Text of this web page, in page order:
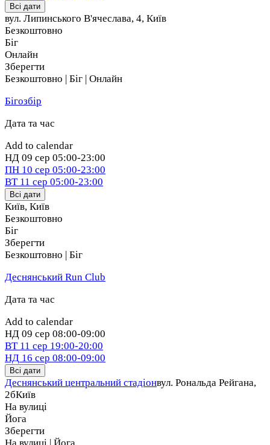
Всі дати
вул. Липинського В'ячеслава, 4, Київ
Безкоштовно
Біг
Онлайн
Зберегти
Безкоштовно | Біг | Онлайн
Бігозбір
Дата та час
Add to calendar
НД 09 сер 05:00-23:00
ПН 10 сер 05:00-23:00
ВТ 11 сер 05:00-23:00
Всі дати
Київ, Київ
Безкоштовно
Біг
Зберегти
Безкоштовно | Біг
Деснянський Run Club
Дата та час
Add to calendar
НД 09 сер 08:00-09:00
ВТ 11 сер 19:00-20:00
НД 16 сер 08:00-09:00
Всі дати
Деснянський центральний стадіонвул. Рональда Рейгана,
2бКиїв
На вулиці
Йога
Зберегти
На вулиці | Йога